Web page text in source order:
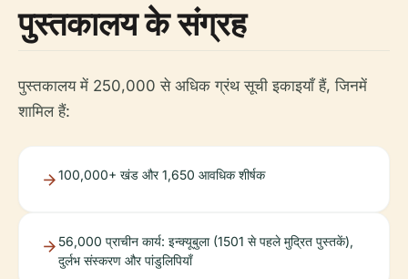
पुस्तकालय के संग्रह
पुस्तकालय में 250,000 से अधिक ग्रंथ सूची इकाइयाँ हैं, जिनमें
शामिल हैं:
100,000+ खंड और 1,650 आवधिक शीर्षक
56,000 प्राचीन कार्य: इन्क्यूबुला (1501 से पहले मुद्रित पुस्तकें),
दुर्लभ संस्करण और पांडुलिपियाँ